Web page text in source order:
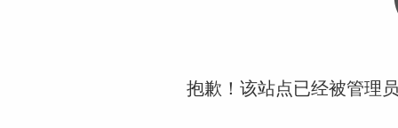
抱歉！该站点已经被管理